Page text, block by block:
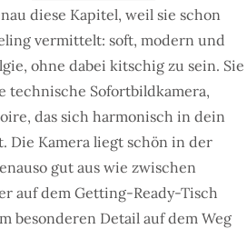
diese Kapitel, weil sie schon
vermittelt: soft, modern und
ohne dabei kitschig zu sein. Sie
Sofortbildkamera,
das sich harmonisch in dein
Die Kamera liegt schön in der
gut aus wie zwischen
auf dem Getting-Ready-Tisch
besonderen Detail auf dem Weg